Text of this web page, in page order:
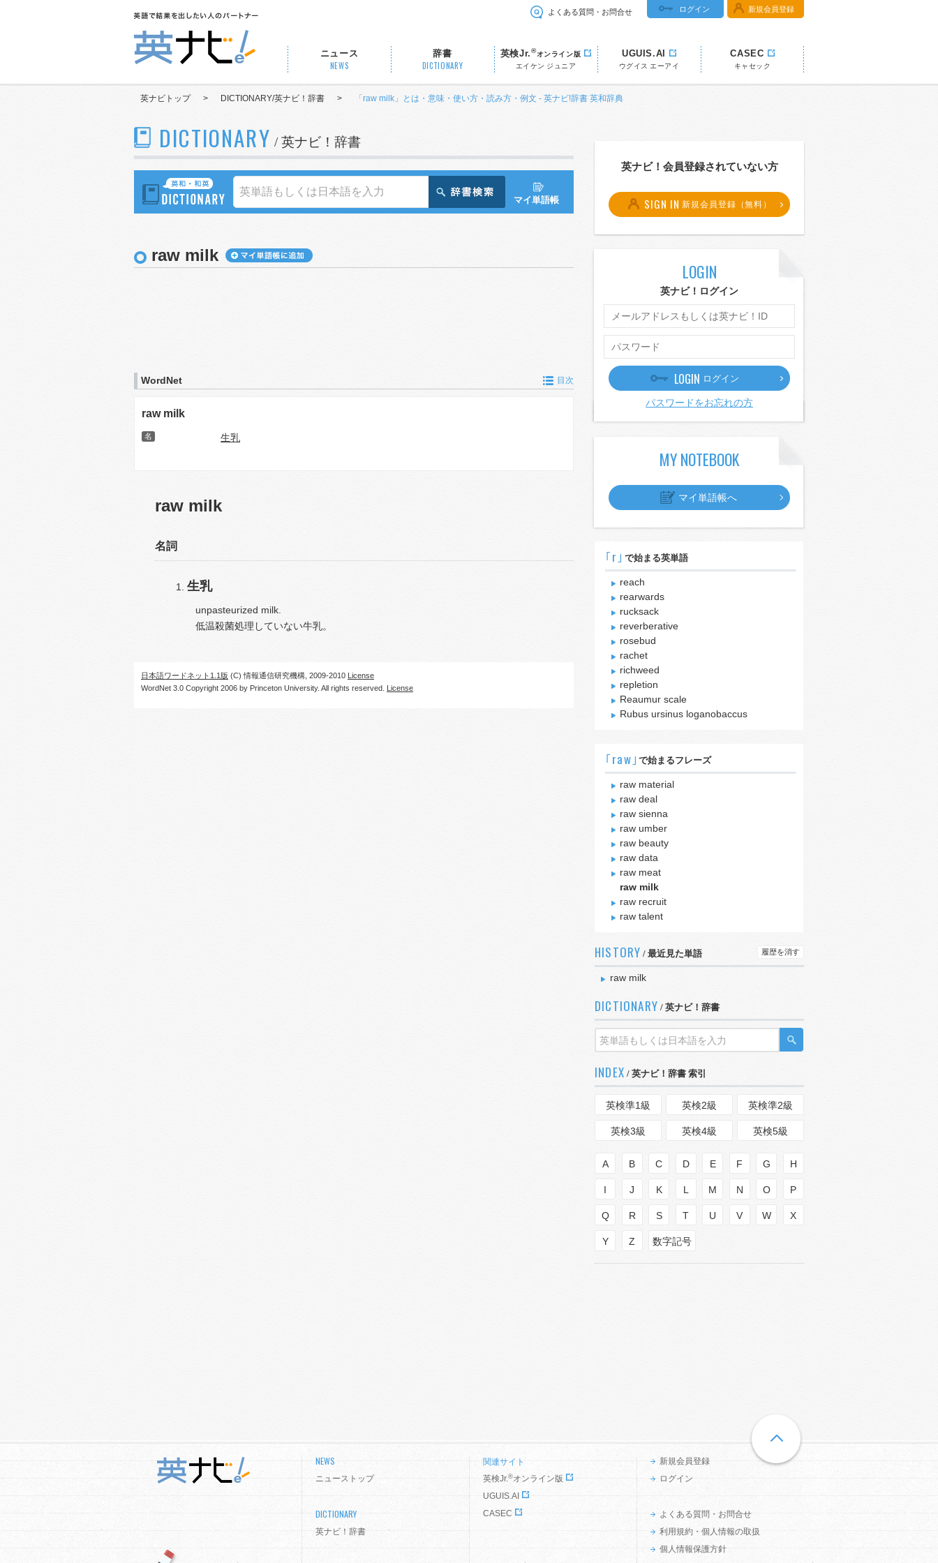
よくある質問・お問合せ ログイン 新規会員登録
ニュース
NEWS
辞書
DICTIONARY
英検Jr.®オンライン版
エイケン ジュニア
UGUIS.AI
ウグイス エーアイ
CASEC
キャセック
英ナビトップ > DICTIONARY/英ナビ！辞書 > 「raw milk」とは・意味・使い方・読み方・例文 - 英ナビ!辞書 英和辞典
DICTIONARY / 英ナビ！辞書
マイ単語帳
raw milk
WordNet 目次
raw milk
名 生乳
raw milk
名詞
生乳
unpasteurized milk.
低温殺菌処理していない牛乳。
日本語ワードネット1.1版 (C) 情報通信研究機構, 2009-2010 License
WordNet 3.0 Copyright 2006 by Princeton University. All rights reserved. License
英ナビ！会員登録されていない方
SIGN IN 新規会員登録（無料）
LOGIN
英ナビ！ログイン
LOGIN ログイン
パスワードをお忘れの方
MY NOTEBOOK
マイ単語帳へ
｢r｣ で始まる英単語
reach
rearwards
rucksack
reverberative
rosebud
rachet
richweed
repletion
Reaumur scale
Rubus ursinus loganobaccus
｢raw｣ で始まるフレーズ
raw material
raw deal
raw sienna
raw umber
raw beauty
raw data
raw meat
raw milk
raw recruit
raw talent
HISTORY / 最近見た単語 履歴を消す
raw milk
DICTIONARY / 英ナビ！辞書
INDEX / 英ナビ！辞書 索引
英検準1級 英検2級 英検準2級
英検3級 英検4級 英検5級
A B C D E F G H
I J K L M N O P
Q R S T U V W X
Y Z 数字記号
NEWS
ニューストップ
DICTIONARY
英ナビ！辞書
関連サイト
英検Jr.®オンライン版
UGUIS.AI
CASEC
新規会員登録
ログイン
よくある質問・お問合せ
利用規約・個人情報の取扱
個人情報保護方針